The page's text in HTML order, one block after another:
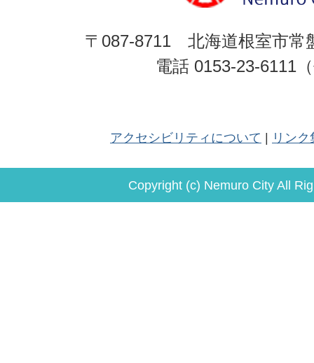
〒087-8711 北海道根室市常
電話 0153-23-6111
アクセシビリティについて リンク
Copyright (c) Nemuro City All